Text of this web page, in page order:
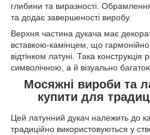
глибини та виразності.
та додає завершеності виробу.
Верхня частина дукача має
вставкою-камінцем, що
відтінком латуні. Така
символічною, а й візуально
Мосяжні вироби та
купити для
Цей латунний дукач належить до
традиційно використовуються у